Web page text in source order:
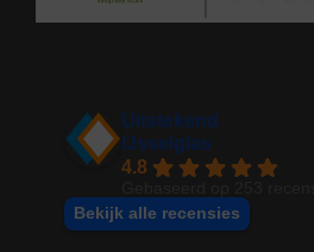
Uitstekend
IJsselglas
4.8
Bekijk alle recensies